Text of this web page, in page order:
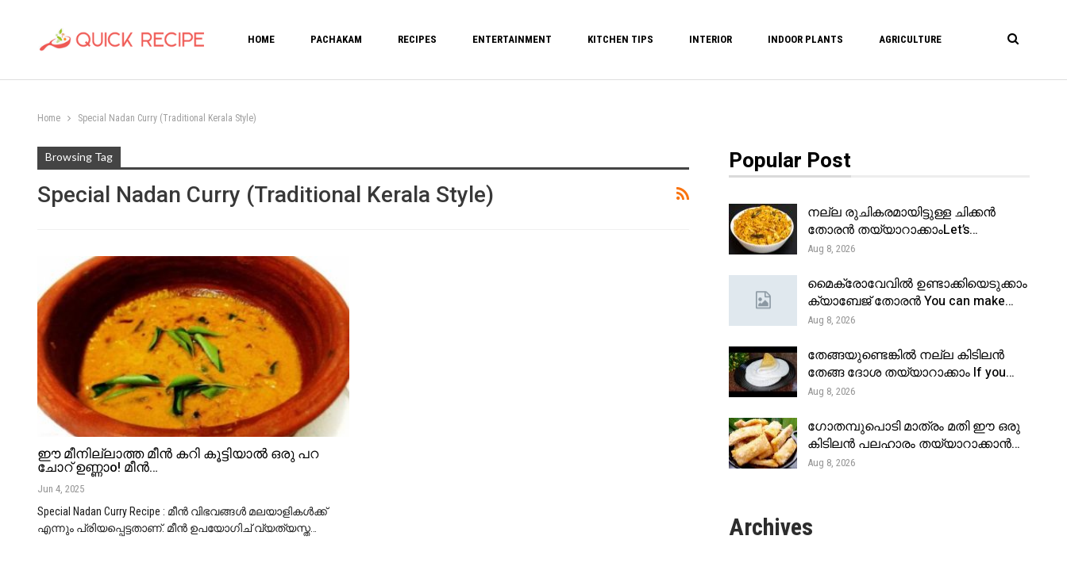
HOME PACHAKAM RECIPES ENTERTAINMENT KITCHEN TIPS INTERIOR INDOOR PLANTS AGRICULTURE
Home Special Nadan Curry (Traditional Kerala Style)
Browsing Tag
Special Nadan Curry (Traditional Kerala Style)
ഈ മീനില്ലാത്ത മീന്‍ കറി കൂട്ടിയാല്‍ ഒരു പറ
ചോറ് ഉണ്ണാo! മീൻ…
Jun 4, 2025
Special Nadan Curry Recipe : മീൻ വിഭവങ്ങൾ മലയാളികൾക്ക്
എന്നും പ്രിയപ്പെട്ടതാണ്. മീൻ ഉപയോഗിച് വ്യത്യസ്ത
Popular Post
നല്ല രുചികരമായിട്ടുള്ള ചിക്കൻ
തോരൻ തയ്യാറാക്കാംLet’s…
Aug 8, 2026
മൈക്രോവേവിൽ ഉണ്ടാക്കിയെടുക്കാം
ക്യാബേജ് തോരൻ You can make…
Aug 8, 2026
തേങ്ങയുണ്ടെങ്കിൽ നല്ല കിടിലൻ
തേങ്ങ ദോശ തയ്യാറാക്കാം If you…
Aug 8, 2026
ഗോതമ്പുപൊടി മാത്രം മതി ഈ ഒരു
കിടിലൻ പലഹാരം തയ്യാറാക്കാൻ…
Aug 8, 2026
Archives